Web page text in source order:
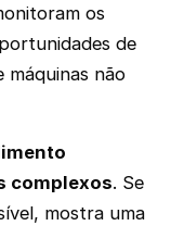
os
de
máquinas não
complexos. Se
mostra uma